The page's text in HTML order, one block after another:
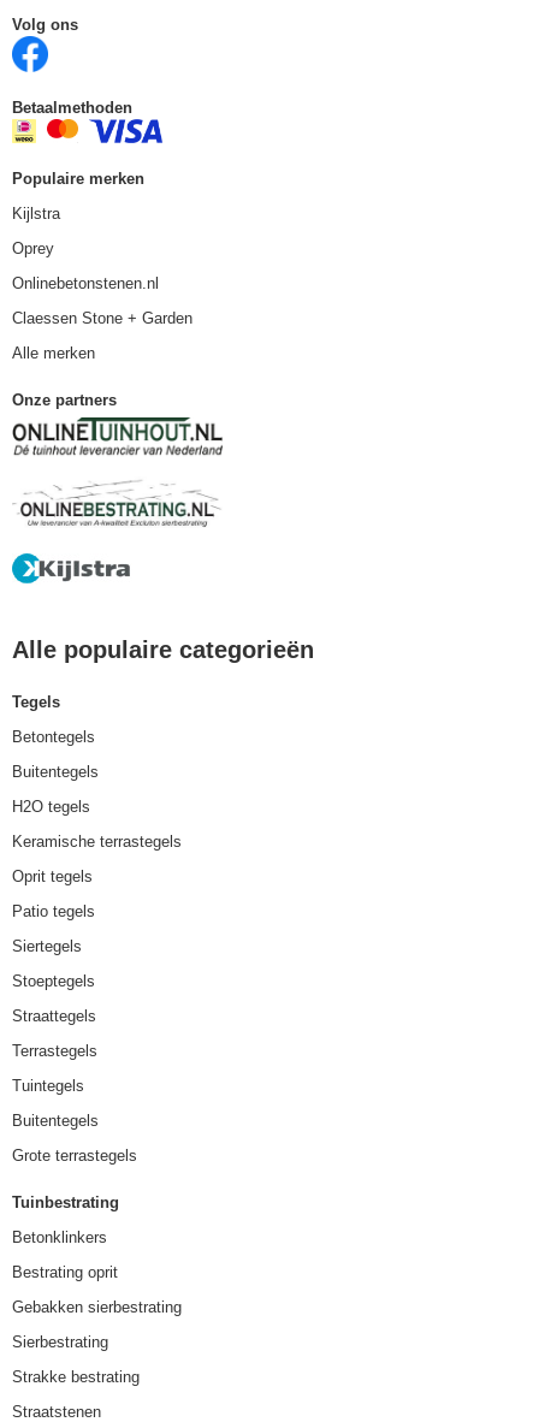
Volg ons
Betaalmethoden
Populaire merken
Kijlstra
Oprey
Onlinebetonstenen.nl
Claessen Stone + Garden
Alle merken
Onze partners
Alle populaire categorieën
Tegels
Betontegels
Buitentegels
H2O tegels
Keramische terrastegels
Oprit tegels
Patio tegels
Siertegels
Stoeptegels
Straattegels
Terrastegels
Tuintegels
Buitentegels
Grote terrastegels
Tuinbestrating
Betonklinkers
Bestrating oprit
Gebakken sierbestrating
Sierbestrating
Strakke bestrating
Straatstenen